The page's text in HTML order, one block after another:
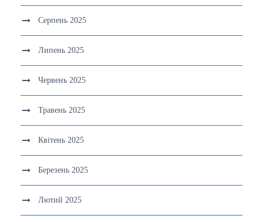
Серпень 2025
Липень 2025
Червень 2025
Травень 2025
Квітень 2025
Березень 2025
Лютий 2025